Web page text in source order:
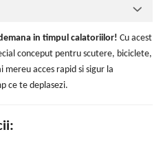
in timpul calatoriilor! Cu acest
conceput pentru scutere, biciclete,
acces rapid si sigur la
ce te deplasezi.